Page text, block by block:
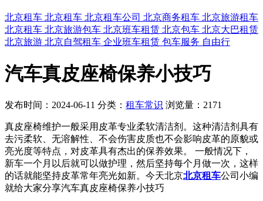
北京租车 北京租车 北京租车公司 北京商务租车 北京旅游租车
北京租车 北京旅游包车 北京班车租赁 北京包车 北京大巴租赁
北京旅游 北京自驾租车 企业班车租赁 包车服务 自由行
汽车真皮座椅保养小技巧
发布时间：2024-06-11 分类： 租车常识 浏览量：2171
真皮座椅维护一般采用皮革专业柔软清洁剂。这种清洁剂具有
去污柔软、无溶解性、不会伤害皮质也不会影响皮革的原貌或
亮光度等特点，对皮革具有杰出的保养效果。 一般情况下，
新车一个月以后就可以做护理，然后坚持每个月做一次，这样
的话就能坚持皮革常年亮光如新。今天北京北京租车公司小编
就给大家分享汽车真皮座椅保养小技巧